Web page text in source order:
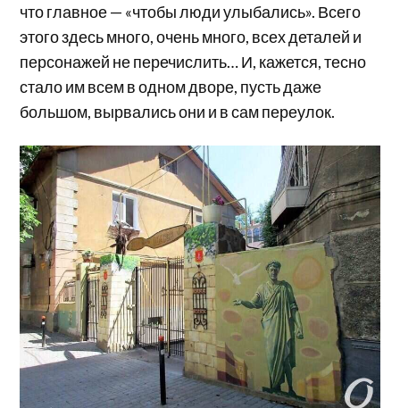
что главное — «чтобы люди улыбались». Всего
этого здесь много, очень много, всех деталей и
персонажей не перечислить… И, кажется, тесно
стало им всем в одном дворе, пусть даже
большом, вырвались они и в сам переулок.